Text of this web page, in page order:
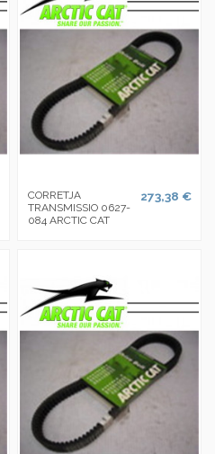
CORRETJA
TRANSMISSIO 0627-
084 ARCTIC CAT
273,38 €